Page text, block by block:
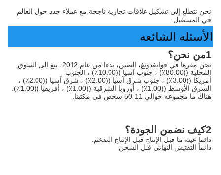
في المستقبل.
الأسئلة الشائعة
1من نحن؟
المحلية ((80.00٪) ، جنوب آسيا ((10.00٪) ، الجنوب
هناك ما مجموعه حوالي 11-50 شخص في مكتبنا.
2كيف نضمن الجودة؟
دائما عينة ما قبل الإنتاج قبل الإنتاج الضخم.
دائماً التفتيش النهائي قبل الشحن